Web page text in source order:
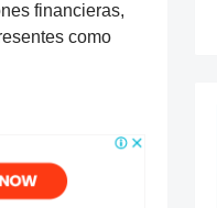
financieras,
como